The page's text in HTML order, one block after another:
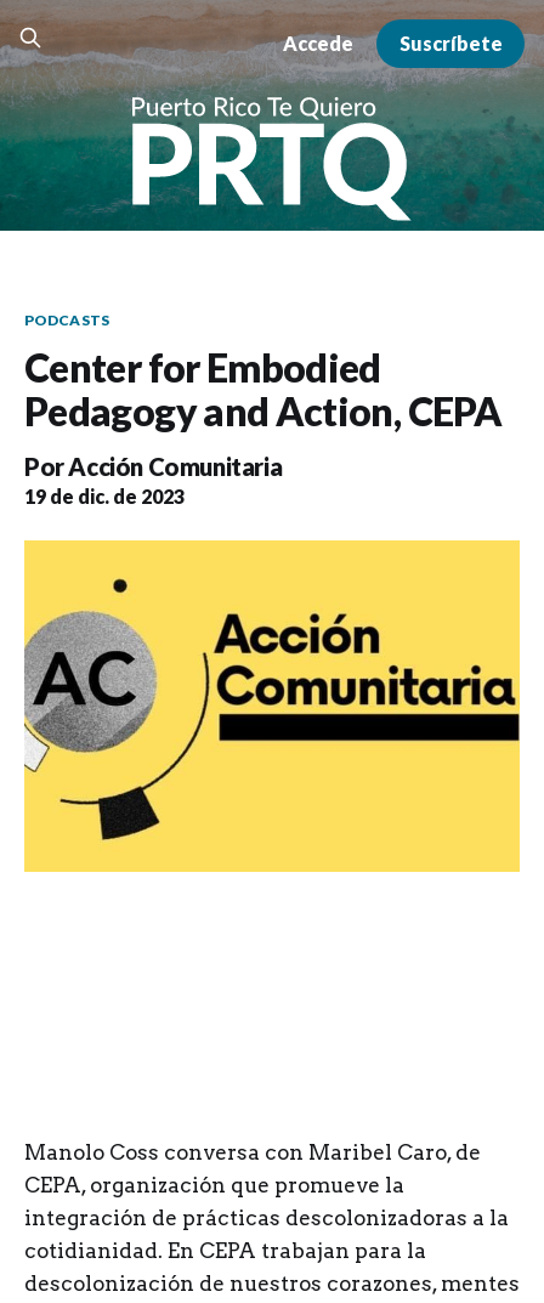
Accede Suscríbete
PODCASTS
Center for Embodied
Pedagogy and Action, CEPA
PorAcción Comunitaria
19 de dic. de 2023
Manolo Coss conversa con Maribel Caro, de
CEPA, organización que promueve la
integración de prácticas descolonizadoras a la
cotidianidad. En CEPA trabajan para la
descolonización de nuestros corazones, mentes